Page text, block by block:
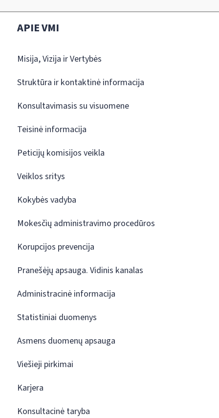
APIE VMI
Misija, Vizija ir Vertybės
Struktūra ir kontaktinė informacija
Konsultavimasis su visuomene
Teisinė informacija
Peticijų komisijos veikla
Veiklos sritys
Kokybės vadyba
Mokesčių administravimo procedūros
Korupcijos prevencija
Pranešėjų apsauga. Vidinis kanalas
Administracinė informacija
Statistiniai duomenys
Asmens duomenų apsauga
Viešieji pirkimai
Karjera
Konsultacinė taryba